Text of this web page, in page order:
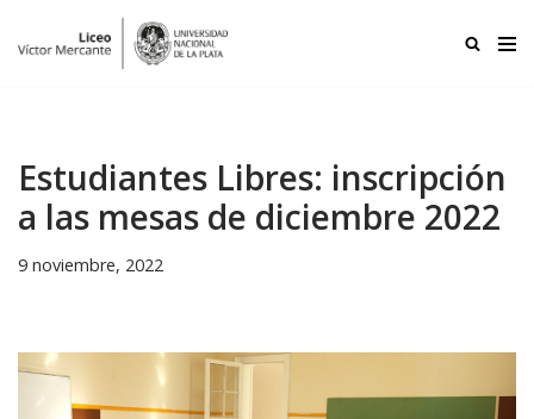
Estudiantes Libres: inscripción
a las mesas de diciembre 2022
9 noviembre, 2022